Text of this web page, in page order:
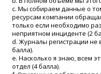
c. Мы собираем данные о
ресурсам компании
только если необходимо
неприятном инциденте (2
d. Журналы регистрации не
балла).
e. Насколько я знаю, всем
отдел (4балла).